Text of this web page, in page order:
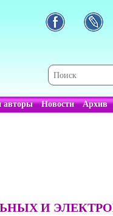
Новости Архив
И